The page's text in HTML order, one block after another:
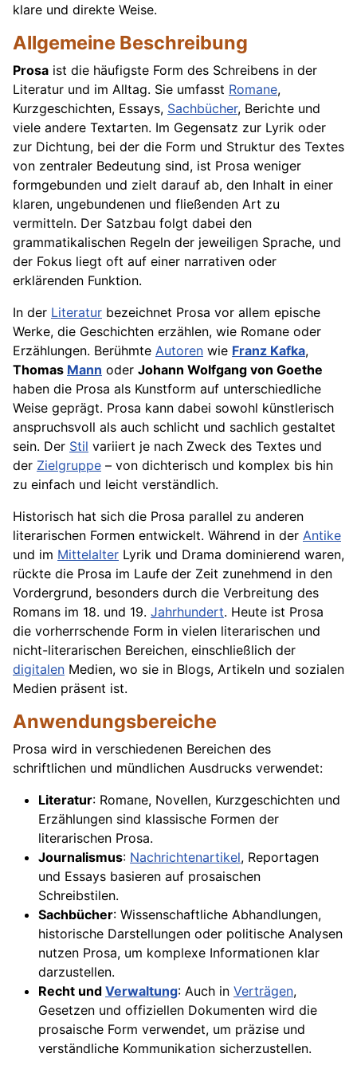
klare und direkte Weise.
Allgemeine Beschreibung
Prosa ist die häufigste Form des Schreibens in der
Literatur und im Alltag. Sie umfasst Romane,
Kurzgeschichten, Essays, Sachbücher, Berichte und
viele andere Textarten. Im Gegensatz zur Lyrik oder
zur Dichtung, bei der die Form und Struktur des Textes
von zentraler Bedeutung sind, ist Prosa weniger
formgebunden und zielt darauf ab, den Inhalt in einer
klaren, ungebundenen und fließenden Art zu
vermitteln. Der Satzbau folgt dabei den
grammatikalischen Regeln der jeweiligen Sprache, und
der Fokus liegt oft auf einer narrativen oder
erklärenden Funktion.
In der Literatur bezeichnet Prosa vor allem epische
Werke, die Geschichten erzählen, wie Romane oder
Erzählungen. Berühmte Autoren wie Franz Kafka,
Thomas Mann oder Johann Wolfgang von Goethe
haben die Prosa als Kunstform auf unterschiedliche
Weise geprägt. Prosa kann dabei sowohl künstlerisch
anspruchsvoll als auch schlicht und sachlich gestaltet
sein. Der Stil variiert je nach Zweck des Textes und
der Zielgruppe – von dichterisch und komplex bis hin
zu einfach und leicht verständlich.
Historisch hat sich die Prosa parallel zu anderen
literarischen Formen entwickelt. Während in der Antike
und im Mittelalter Lyrik und Drama dominierend waren,
rückte die Prosa im Laufe der Zeit zunehmend in den
Vordergrund, besonders durch die Verbreitung des
Romans im 18. und 19. Jahrhundert. Heute ist Prosa
die vorherrschende Form in vielen literarischen und
nicht-literarischen Bereichen, einschließlich der
digitalen Medien, wo sie in Blogs, Artikeln und sozialen
Medien präsent ist.
Anwendungsbereiche
Prosa wird in verschiedenen Bereichen des
schriftlichen und mündlichen Ausdrucks verwendet:
Literatur: Romane, Novellen, Kurzgeschichten und
Erzählungen sind klassische Formen der
literarischen Prosa.
Journalismus: Nachrichtenartikel, Reportagen
und Essays basieren auf prosaischen
Schreibstilen.
Sachbücher: Wissenschaftliche Abhandlungen,
historische Darstellungen oder politische Analysen
nutzen Prosa, um komplexe Informationen klar
darzustellen.
Recht und Verwaltung: Auch in Verträgen,
Gesetzen und offiziellen Dokumenten wird die
prosaische Form verwendet, um präzise und
verständliche Kommunikation sicherzustellen.